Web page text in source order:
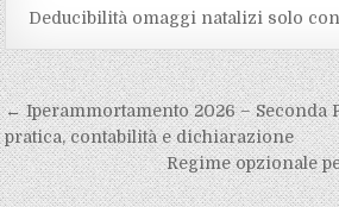
Deducibilità omaggi natalizi solo
Navigazione
articoli
← Iperammortamento 2026 – Seconda
pratica, contabilità e dichiarazione
Regime opzionale